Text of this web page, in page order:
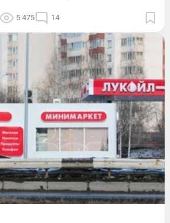
5 475 14